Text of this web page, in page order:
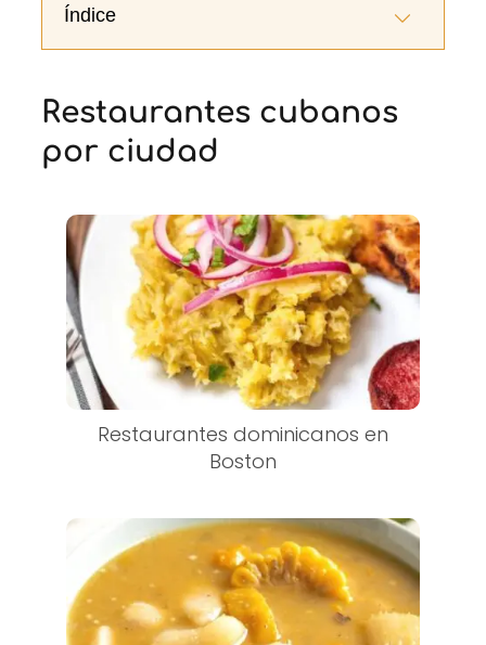
Índice
Restaurantes cubanos
por ciudad
Restaurantes dominicanos en
Boston